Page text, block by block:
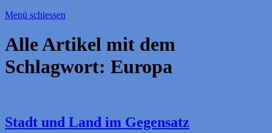
Menü schiessen
Alle Artikel mit dem
Schlagwort: Europa
Stadt und Land im Gegensatz